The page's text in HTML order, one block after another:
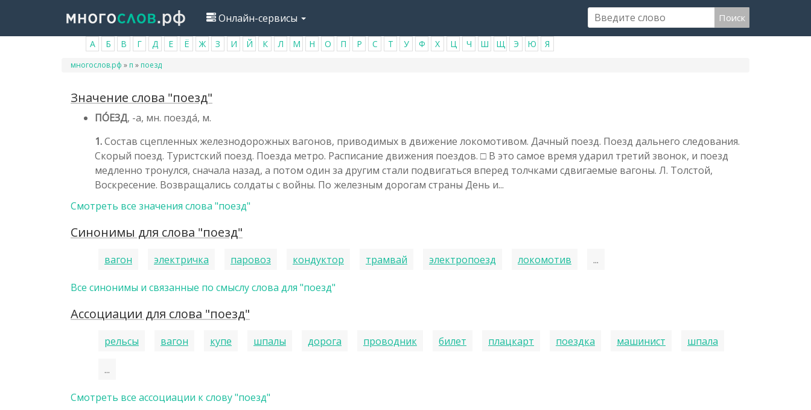
основному
Онлайн-сервисы Поиск
А Б В Г Д Е Ё Ж З И Й К Л М Н О П Р С Т У Ф Х Ц Ч Ш Щ Э Ю Я
Вы
многослов.рф » п » поезд
Значение слова "поезд"
ПО́ЕЗД, -а, мн. поезда́, м.
1.Состав сцепленных железнодорожных вагонов, приводимых в движение локомотивом. Дачный поезд. Поезд дальнего следования.
Скорый поезд. Туристский поезд. Поезда метро. Расписание движения поездов. □ В это самое время ударил третий звонок, и поезд
медленно тронулся, сначала назад, а потом один за другим стали подвигаться вперед толчками сдвигаемые вагоны. Л. Толстой,
Воскресение. Возвращались солдаты с войны. По железным дорогам страны День и...
Смотреть все значения слова "поезд"
Синонимы для слова "поезд"
вагон электричка паровоз кондуктор трамвай электропоезд локомотив ...
Все синонимы и связанные по смыслу слова для "поезд"
Ассоциации для слова "поезд"
рельсы вагон купе шпалы дорога проводник билет плацкарт поездка машинист шпала
...
Смотреть все ассоциации к слову "поезд"